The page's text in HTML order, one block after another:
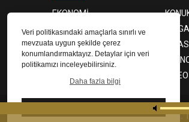
Veri politikasındaki amaçlarla sınırlı ve
mevzuata uygun şekilde çerez
konumlandırmaktayız. Detaylar için veri
politikamızı inceleyebilirsiniz.
Daha fazla bilgi
EKONOMİ
PROGRAMCILAR
SAĞLIK
SPOR
© 2023Gaziantep Radyo Zeugma.